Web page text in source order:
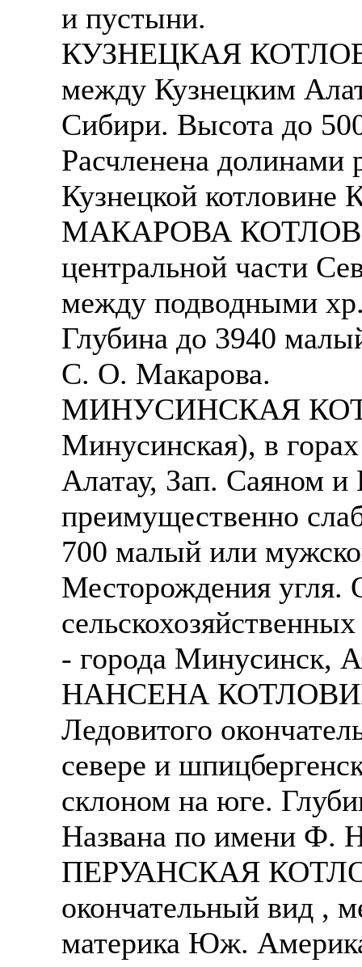
и пустыни.
КУЗНЕЦКАЯ
между Кузнецким
Сибири. Высота до
Расчленена
Кузнецкой котловине
МАКАРОВА
центральной части
между подводными
Глубина до 3940
С. О. Макарова.
МИНУСИНСКАЯ
Минусинская), в
Алатау, Зап. Саяном
преимущественно
700 малый или
Месторождения угля.
- города Минусинск,
НАНСЕНА
Ледовитого
севере и
склоном на юге.
Названа по имени Ф.
ПЕРУАНСКАЯ
окончательный вид ,
материка Юж.